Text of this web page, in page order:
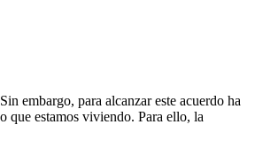
embargo, para alcanzar este acuerdo ha
que estamos viviendo. Para ello, la